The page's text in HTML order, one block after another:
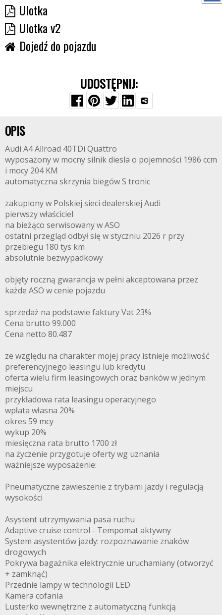
Ulotka
Ulotka v2
Dojedź do pojazdu
UDOSTĘPNIJ:
OPIS
Audi A4 Allroad 40TDi Quattro
wyposażony w mocny silnik diesla o pojemności 1986 ccm
i mocy 204 KM
automatyczna skrzynia biegów S tronic
zakupiony w Polskiej sieci dealerskiej Audi
pierwszy właściciel
na bieżąco serwisowany w ASO
ostatni przegląd odbył się w styczniu 2026 r przy
przebiegu 180 tys km
absolutnie bezwypadkowy
objęty roczną gwarancja w pełni akceptowana przez
każde ASO w cenie pojazdu
sprzedaż na podstawie faktury Vat 23%
Cena brutto 99.000
Cena netto 80.487
ze względu na charakter mojej pracy istnieje możliwość
preferencyjnego leasingu lub kredytu
oferta wielu firm leasingowych oraz banków w jednym
miejscu
przykładowa rata leasingu operacyjnego
wpłata własna 20%
okres 59 mcy
wykup 20%
miesięczna rata brutto 1700 zł
na życzenie przygotuje oferty wg uznania
ważniejsze wyposażenie:
Pneumatyczne zawieszenie z trybami jazdy i regulacją
wysokości
Asystent utrzymywania pasa ruchu
Adaptive cruise control - Tempomat aktywny
System asystentów jazdy: rozpoznawanie znaków
drogowych
Pokrywa bagażnika elektrycznie uruchamiany (otworzyć
+ zamknąć)
Przednie lampy w technologii LED
Kamera cofania
Lusterko wewnętrzne z automatyczną funkcją